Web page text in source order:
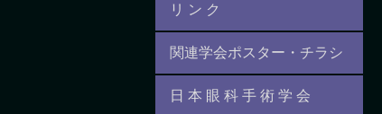
リ ン ク
関連学会ポスター・チラシ
日 本 眼 科 手 術 学 会